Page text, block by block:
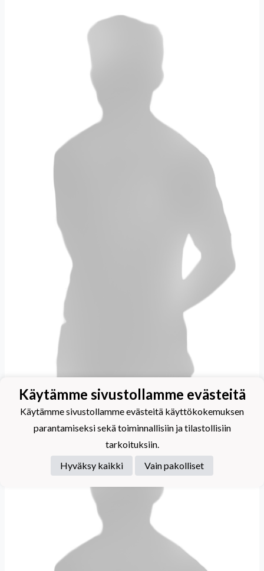
Vuori Peppi
Käytämme sivustollamme evästeitä
Käytämme sivustollamme evästeitä käyttökokemuksen
parantamiseksi sekä toiminnallisiin ja tilastollisiin
tarkoituksiin.
Hyväksy kaikki
Vain pakolliset